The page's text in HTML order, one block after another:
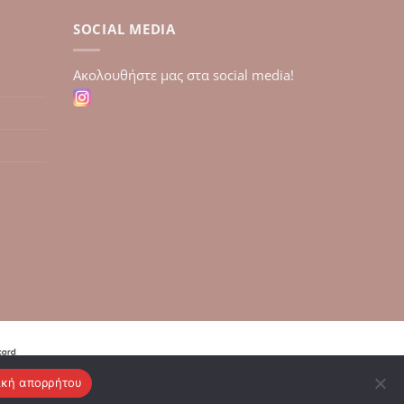
SOCIAL MEDIA
Aκολουθήστε μας στα social media!
απορρήτου